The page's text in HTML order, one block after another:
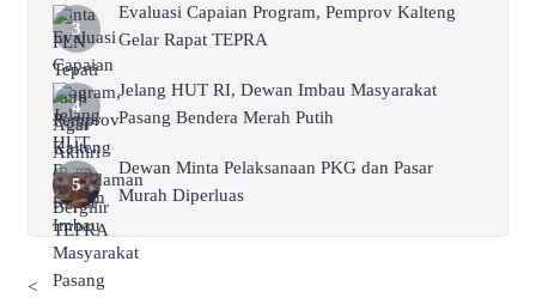
Evaluasi Capaian Program, Pemprov Kalteng
Gelar Rapat TEPRA
Jelang HUT RI, Dewan Imbau Masyarakat
Pasang Bendera Merah Putih
Dewan Minta Pelaksanaan PKG dan Pasar
Murah Diperluas
<